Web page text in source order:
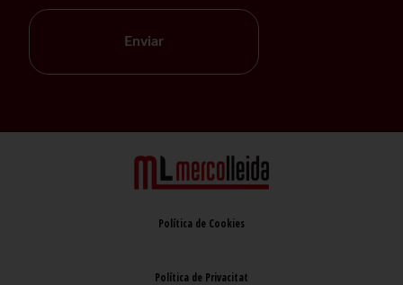
Enviar
Política de Cookies
Política de Privacitat